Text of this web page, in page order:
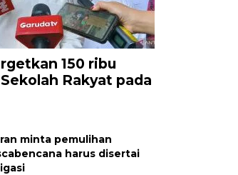
150 ribu
Rakyat pada
minta pemulihan
harus disertai